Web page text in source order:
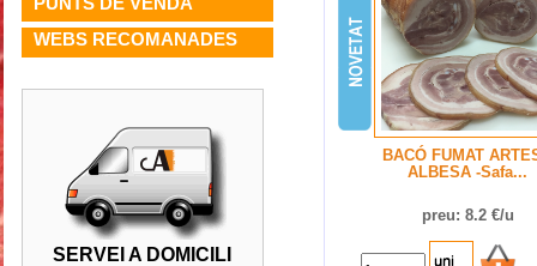
BACÓ FUMAT
ALBESA -Safa...
preu: 8.2 €/u
WEBS RECOMANADES
SERVEI A DOMICILI